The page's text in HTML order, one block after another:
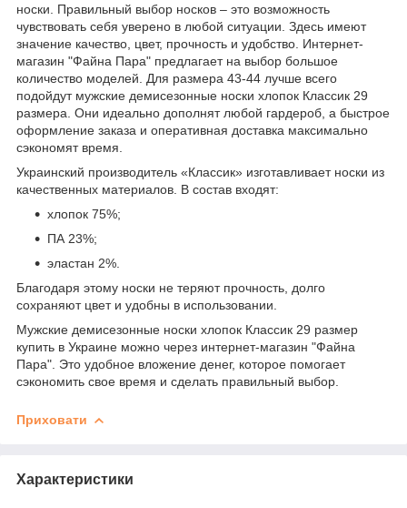
носки. Правильный выбор носков – это возможность
чувствовать себя уверено в любой ситуации. Здесь имеют
значение качество, цвет, прочность и удобство. Интернет-
магазин "Файна Пара" предлагает на выбор большое
количество моделей. Для размера 43-44 лучше всего
подойдут мужские демисезонные носки хлопок Классик 29
размера. Они идеально дополнят любой гардероб, а быстрое
оформление заказа и оперативная доставка максимально
сэкономят время.
Украинский производитель «Классик» изготавливает носки из
качественных материалов. В состав входят:
хлопок 75%;
ПА 23%;
эластан 2%.
Благодаря этому носки не теряют прочность, долго
сохраняют цвет и удобны в использовании.
Мужские демисезонные носки хлопок Классик 29 размер
купить в Украине можно через интернет-магазин "Файна
Пара". Это удобное вложение денег, которое помогает
сэкономить свое время и сделать правильный выбор.
Приховати
Характеристики